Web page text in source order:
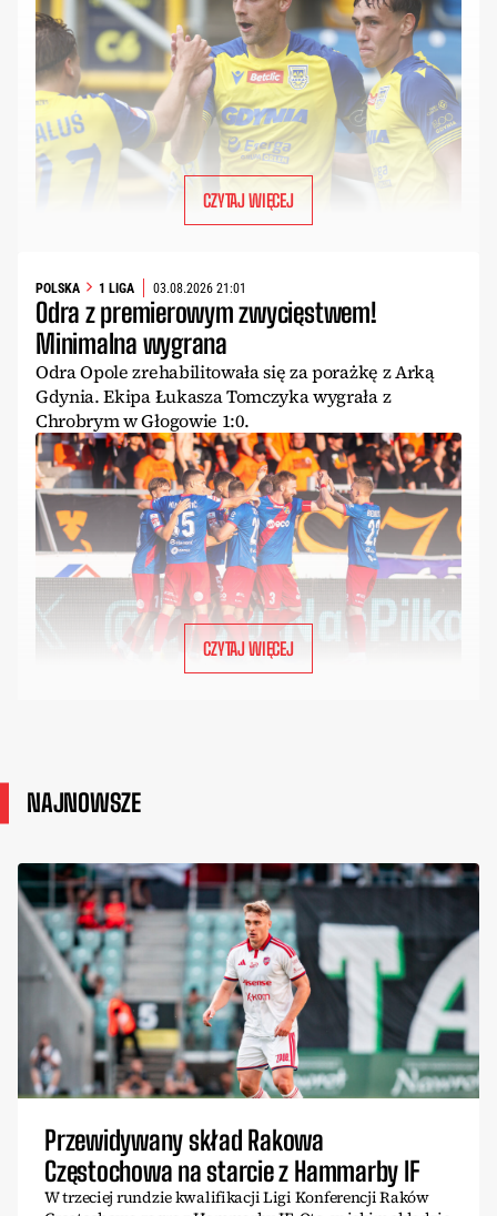
CZYTAJ WIĘCEJ
POLSKA 1 LIGA 03.08.2026 21:01
Odra z premierowym zwycięstwem!
Minimalna wygrana
Odra Opole zrehabilitowała się za porażkę z Arką
Gdynia. Ekipa Łukasza Tomczyka wygrała z
Chrobrym w Głogowie 1:0.
CZYTAJ WIĘCEJ
NAJNOWSZE
Przewidywany skład Rakowa
Częstochowa na starcie z Hammarby IF
W trzeciej rundzie kwalifikacji Ligi Konferencji Raków